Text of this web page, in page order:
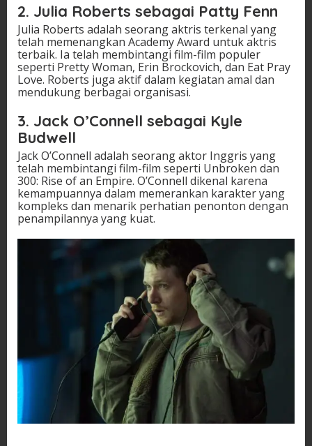
2. Julia Roberts sebagai Patty Fenn
Julia Roberts adalah seorang aktris terkenal yang
telah memenangkan Academy Award untuk aktris
terbaik. Ia telah membintangi film-film populer
seperti Pretty Woman, Erin Brockovich, dan Eat Pray
Love. Roberts juga aktif dalam kegiatan amal dan
mendukung berbagai organisasi.
3. Jack O’Connell sebagai Kyle
Budwell
Jack O’Connell adalah seorang aktor Inggris yang
telah membintangi film-film seperti Unbroken dan
300: Rise of an Empire. O’Connell dikenal karena
kemampuannya dalam memerankan karakter yang
kompleks dan menarik perhatian penonton dengan
penampilannya yang kuat.